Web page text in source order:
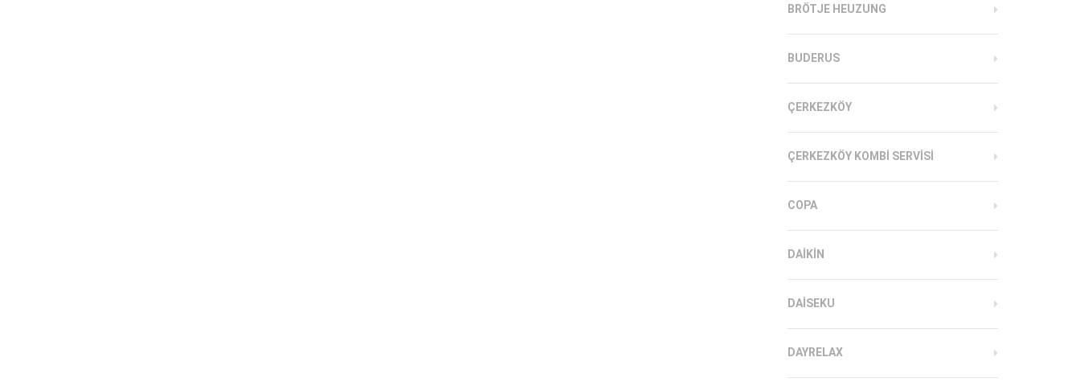
BRÖTJE HEUZUNG
BUDERUS
ÇERKEZKÖY
ÇERKEZKÖY KOMBI SERVISI
COPA
DAIKIN
DAISEKU
DAYRELAX